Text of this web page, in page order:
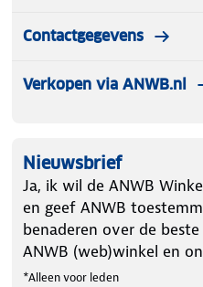
Contactgegevens
Verkopen via ANWB.nl
Nieuwsbrief
Ja, ik wil de ANWB
en geef ANWB
benaderen over de
ANWB (web)winkel en
*Alleen voor leden